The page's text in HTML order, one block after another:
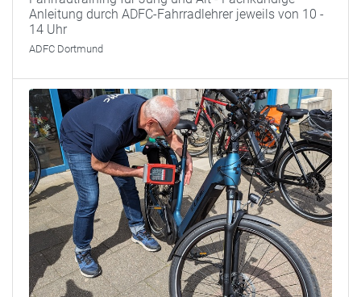
Anleitung durch ADFC-Fahrradlehrer jeweils von 10 -
14 Uhr
ADFC Dortmund